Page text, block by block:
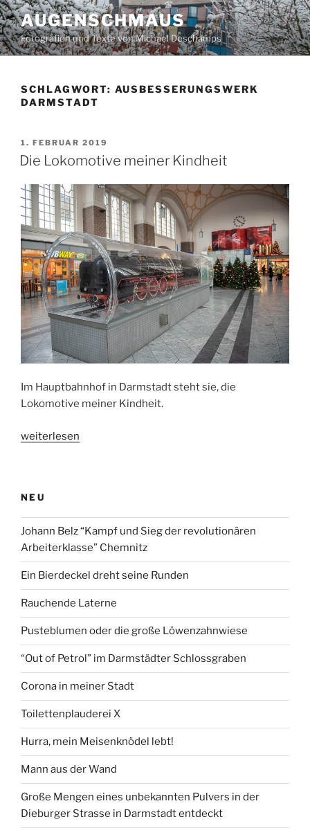
Zum
Inhalt
springen
AUGENSCHMAUS
Fotografien und Texte von Michael Deschamps
SCHLAGWORT: AUSBESSERUNGSWERK
DARMSTADT
VERÖFFENTLICHT
AM
1. FEBRUAR 2019
Die Lokomotive meiner Kindheit
Im Hauptbahnhof in Darmstadt steht sie, die
Lokomotive meiner Kindheit.
„Die
weiterlesen
NEU
Johann Belz “Kampf und Sieg der revolutionären
Arbeiterklasse” Chemnitz
Ein Bierdeckel dreht seine Runden
Rauchende Laterne
Pusteblumen oder die große Löwenzahnwiese
“Out of Petrol” im Darmstädter Schlossgraben
Corona in meiner Stadt
Toilettenplauderei X
Hurra, mein Meisenknödel lebt!
Mann aus der Wand
Große Mengen eines unbekannten Pulvers in der
Dieburger Strasse in Darmstadt entdeckt